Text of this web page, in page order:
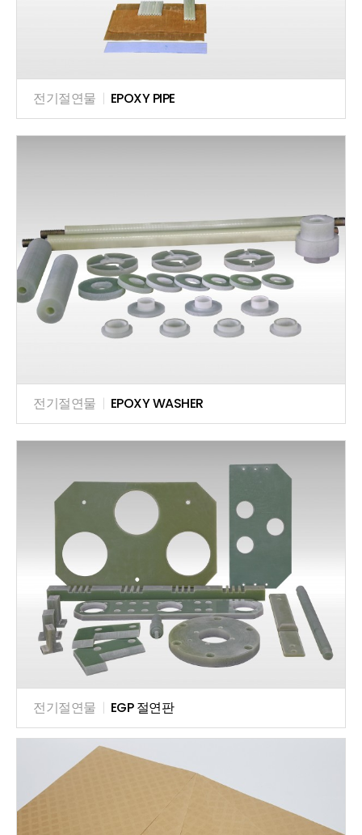
전기절연물 | EPOXY PIPE
전기절연물 | EPOXY WASHER
전기절연물 | EGP 절연판